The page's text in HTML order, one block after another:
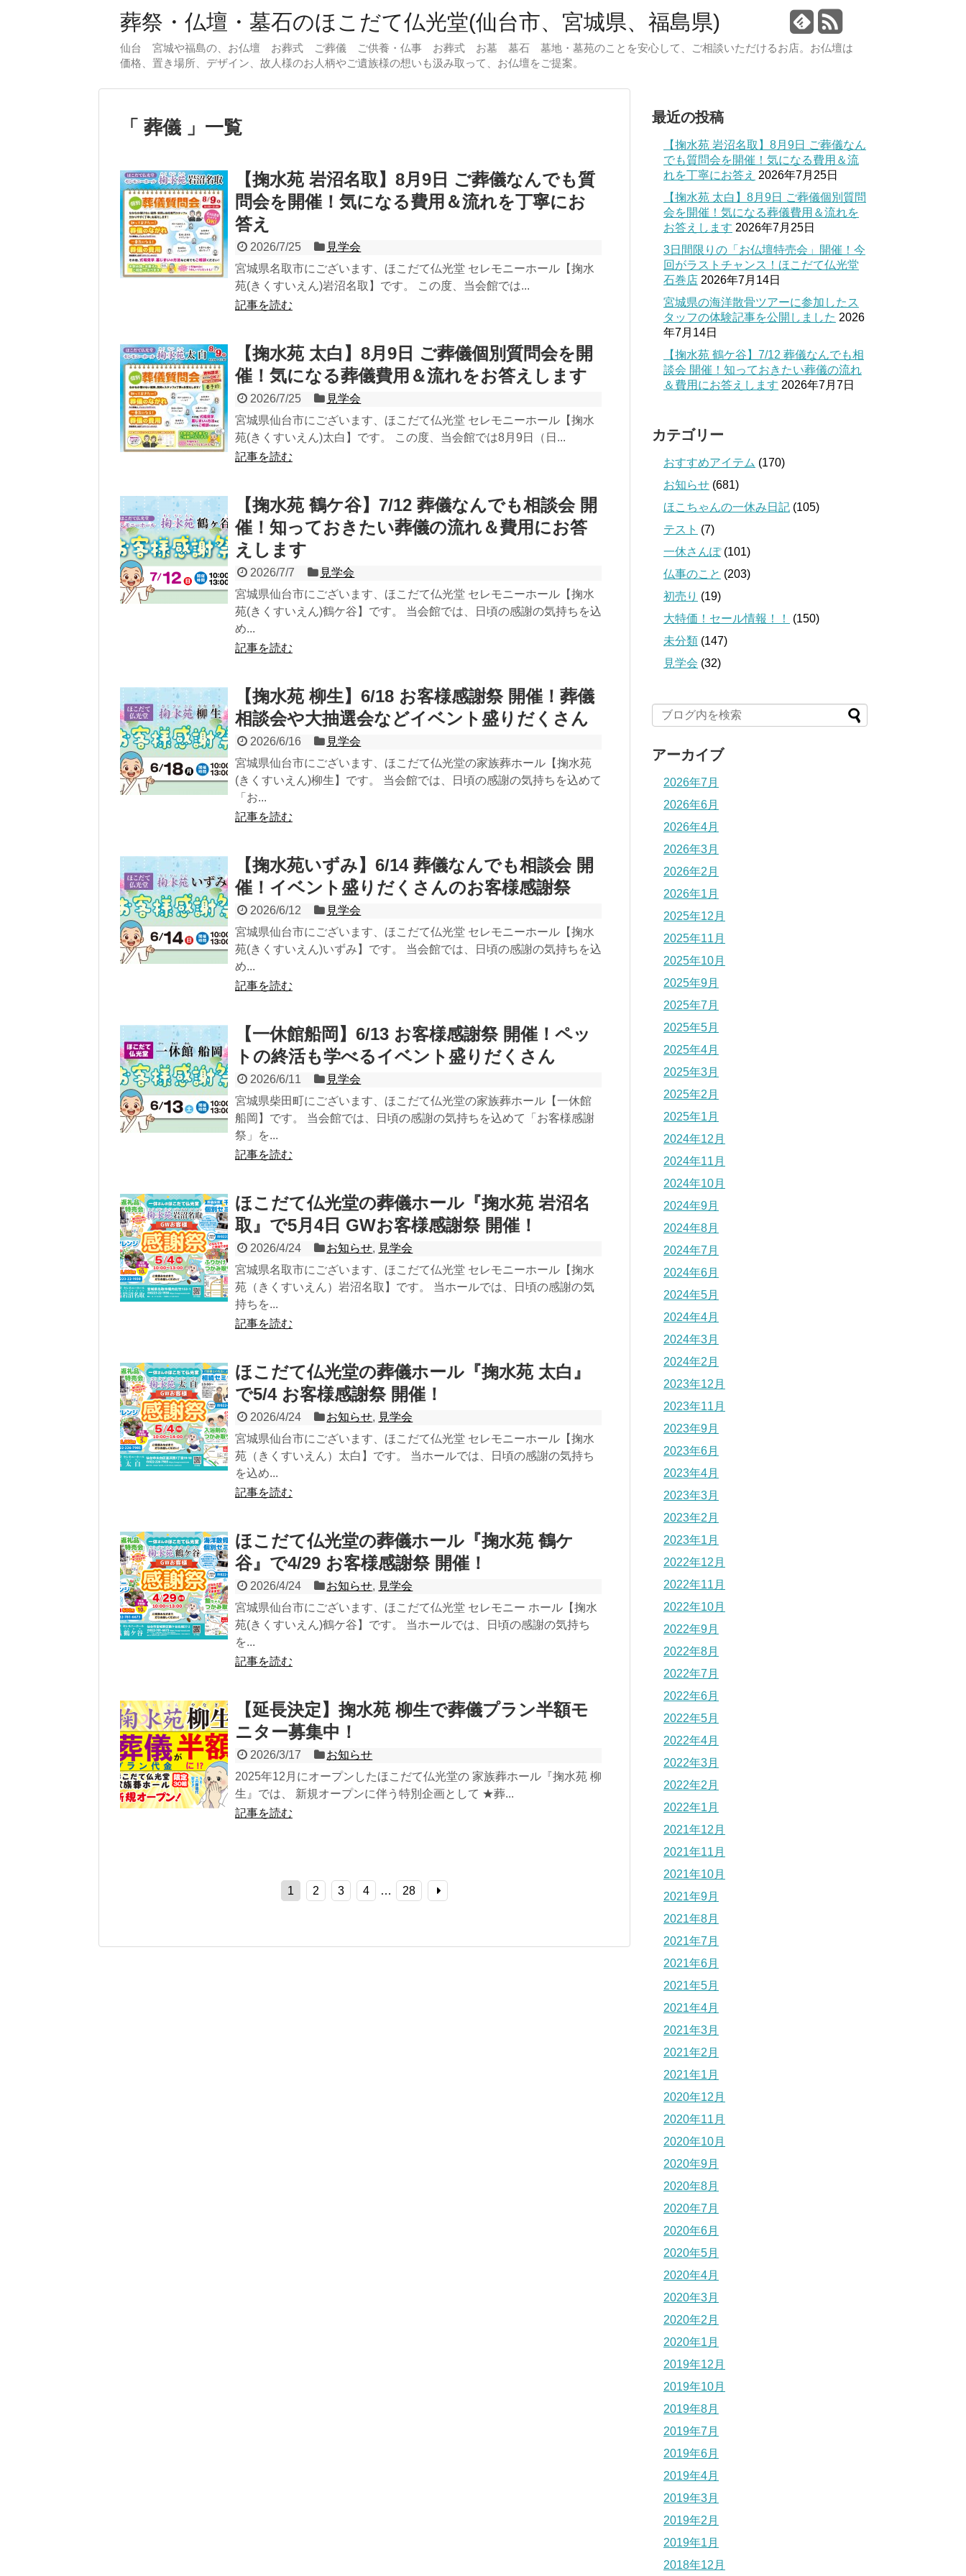
葬祭・仏壇・墓石のほこだて仏光堂(仙台市、宮城県、福島県)
仙台 宮城や福島の、お仏壇 お葬式 ご葬儀 ご供養・仏事 お葬式 お墓 墓石 墓地・墓苑のことを安心して、ご相談いただけるお店。お仏壇は
価格、置き場所、デザイン、故人様のお人柄やご遺族様の想いも汲み取って、お仏壇をご提案。
葬儀 一覧
【掬水苑 岩沼名取】8月9日 ご葬儀なんでも質
問会を開催！気になる費用＆流れを丁寧にお
答え
2026/7/25
見学会
宮城県名取市にございます、ほこだて仏光堂 セレモニーホール【掬水
苑(きくすいえん)岩沼名取】です。 この度、当会館では...
記事を読む
【掬水苑 太白】8月9日 ご葬儀個別質問会を開
催！気になる葬儀費用＆流れをお答えします
2026/7/25
見学会
宮城県仙台市にございます、ほこだて仏光堂 セレモニーホール【掬水
苑(きくすいえん)太白】です。 この度、当会館では8月9日（日...
記事を読む
【掬水苑 鶴ケ谷】7/12 葬儀なんでも相談会 開
催！知っておきたい葬儀の流れ＆費用にお答
えします
2026/7/7
見学会
宮城県仙台市にございます、ほこだて仏光堂 セレモニーホール【掬水
苑(きくすいえん)鶴ケ谷】です。 当会館では、日頃の感謝の気持ちを込
め...
記事を読む
【掬水苑 柳生】6/18 お客様感謝祭 開催！葬儀
相談会や大抽選会などイベント盛りだくさん
2026/6/16
見学会
宮城県仙台市にございます、ほこだて仏光堂の家族葬ホール【掬水苑
(きくすいえん)柳生】です。 当会館では、日頃の感謝の気持ちを込めて
「お...
記事を読む
【掬水苑いずみ】6/14 葬儀なんでも相談会 開
催！イベント盛りだくさんのお客様感謝祭
2026/6/12
見学会
宮城県仙台市にございます、ほこだて仏光堂 セレモニーホール【掬水
苑(きくすいえん)いずみ】です。 当会館では、日頃の感謝の気持ちを込
め...
記事を読む
【一休館船岡】6/13 お客様感謝祭 開催！ペッ
トの終活も学べるイベント盛りだくさん
2026/6/11
見学会
宮城県柴田町にございます、ほこだて仏光堂の家族葬ホール【一休館
船岡】です。 当会館では、日頃の感謝の気持ちを込めて「お客様感謝
祭」を...
記事を読む
ほこだて仏光堂の葬儀ホール『掬水苑 岩沼名
取』で5月4日 GWお客様感謝祭 開催！
2026/4/24 お知らせ, 見学会
宮城県名取市にございます、ほこだて仏光堂 セレモニーホール【掬水
苑（きくすいえん）岩沼名取】です。 当ホールでは、日頃の感謝の気
持ちを...
記事を読む
ほこだて仏光堂の葬儀ホール『掬水苑 太白』
で5/4 お客様感謝祭 開催！
2026/4/24 お知らせ, 見学会
宮城県仙台市にございます、ほこだて仏光堂 セレモニーホール【掬水
苑（きくすいえん）太白】です。 当ホールでは、日頃の感謝の気持ち
を込め...
記事を読む
ほこだて仏光堂の葬儀ホール『掬水苑 鶴ケ
谷』で4/29 お客様感謝祭 開催！
2026/4/24 お知らせ, 見学会
宮城県仙台市にございます、ほこだて仏光堂 セレモニー ホール【掬水
苑(きくすいえん)鶴ケ谷】です。 当ホールでは、日頃の感謝の気持ち
を...
記事を読む
【延長決定】掬水苑 柳生で葬儀プラン半額モ
ニター募集中！
2026/3/17
お知らせ
2025年12月にオープンしたほこだて仏光堂の 家族葬ホール『掬水苑 柳
生』では、 新規オープンに伴う特別企画として ★葬...
記事を読む
1 2 3 4 … 28
最近の投稿
【掬水苑 岩沼名取】8月9日 ご葬儀なん
でも質問会を開催！気になる費用＆流
れを丁寧にお答え 2026年7月25日
【掬水苑 太白】8月9日 ご葬儀個別質問
会を開催！気になる葬儀費用＆流れを
お答えします 2026年7月25日
3日間限りの「お仏壇特売会」開催！今
回がラストチャンス！ほこだて仏光堂
石巻店 2026年7月14日
宮城県の海洋散骨ツアーに参加したス
タッフの体験記事を公開しました 2026
年7月14日
【掬水苑 鶴ケ谷】7/12 葬儀なんでも相
談会 開催！知っておきたい葬儀の流れ
＆費用にお答えします 2026年7月7日
カテゴリー
おすすめアイテム (170)
お知らせ (681)
ほこちゃんの一休み日記 (105)
テスト (7)
一休さんぽ(101)
仏事のこと (203)
初売り (19)
大特価！セール情報！！
(150)
未分類 (147)
見学会 (32)
アーカイブ
2026年7月
2026年6月
2026年4月
2026年3月
2026年2月
2026年1月
2025年12月
2025年11月
2025年10月
2025年9月
2025年7月
2025年5月
2025年4月
2025年3月
2025年2月
2025年1月
2024年12月
2024年11月
2024年10月
2024年9月
2024年8月
2024年7月
2024年6月
2024年5月
2024年4月
2024年3月
2024年2月
2023年12月
2023年11月
2023年9月
2023年6月
2023年4月
2023年3月
2023年2月
2023年1月
2022年12月
2022年11月
2022年10月
2022年9月
2022年8月
2022年7月
2022年6月
2022年5月
2022年4月
2022年3月
2022年2月
2022年1月
2021年12月
2021年11月
2021年10月
2021年9月
2021年8月
2021年7月
2021年6月
2021年5月
2021年4月
2021年3月
2021年2月
2021年1月
2020年12月
2020年11月
2020年10月
2020年9月
2020年8月
2020年7月
2020年6月
2020年5月
2020年4月
2020年3月
2020年2月
2020年1月
2019年12月
2019年10月
2019年8月
2019年7月
2019年6月
2019年4月
2019年3月
2019年2月
2019年1月
2018年12月